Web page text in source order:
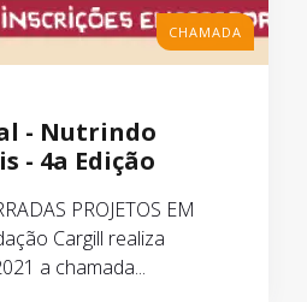
CHAMADA
- Nutrindo
- 4a Edição
PROJETOS EM
Cargill realiza
a chamada...